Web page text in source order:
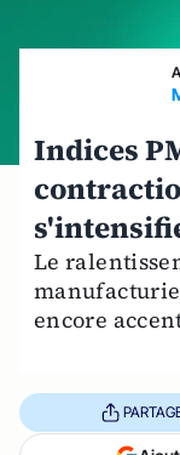
Indices
Le
encore